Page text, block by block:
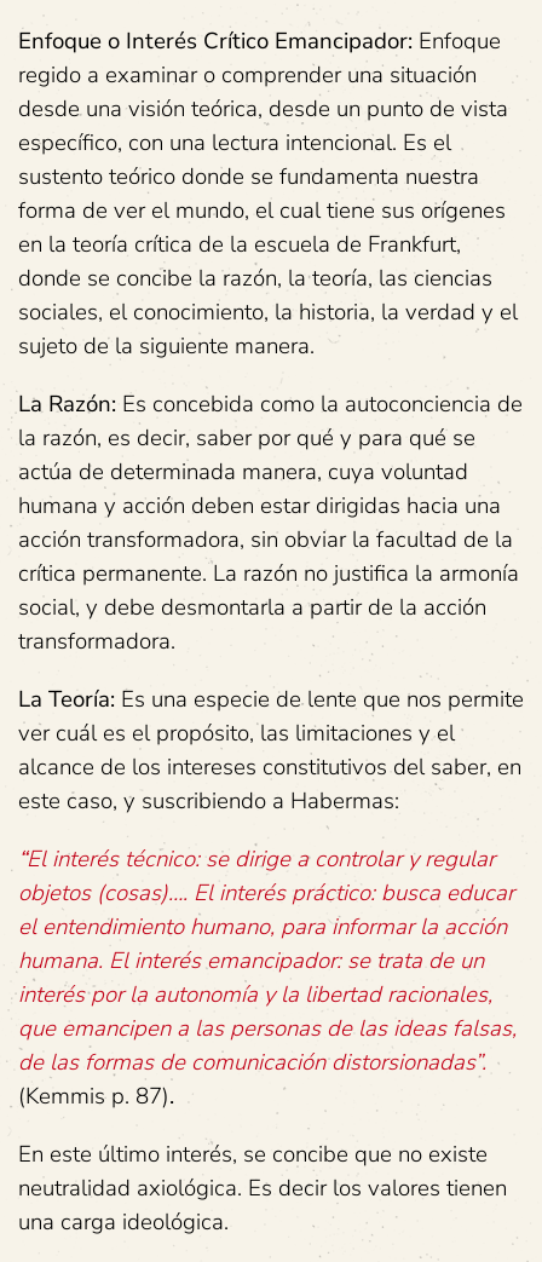
Enfoque o Interés Crítico Emancipador: Enfoque
regido a examinar o comprender una situación
desde una visión teórica, desde un punto de vista
específico, con una lectura intencional. Es el
sustento teórico donde se fundamenta nuestra
forma de ver el mundo, el cual tiene sus orígenes
en la teoría crítica de la escuela de Frankfurt,
donde se concibe la razón, la teoría, las ciencias
sociales, el conocimiento, la historia, la verdad y el
sujeto de la siguiente manera.
La Razón: Es concebida como la autoconciencia de
la razón, es decir, saber por qué y para qué se
actúa de determinada manera, cuya voluntad
humana y acción deben estar dirigidas hacia una
acción transformadora, sin obviar la facultad de la
crítica permanente. La razón no justifica la armonía
social, y debe desmontarla a partir de la acción
transformadora.
La Teoría: Es una especie de lente que nos permite
ver cuál es el propósito, las limitaciones y el
alcance de los intereses constitutivos del saber, en
este caso, y suscribiendo a Habermas:
“El interés técnico: se dirige a controlar y regular
objetos (cosas)…. El interés práctico: busca educar
el entendimiento humano, para informar la acción
humana. El interés emancipador: se trata de un
interés por la autonomía y la libertad racionales,
que emancipen a las personas de las ideas falsas,
de las formas de comunicación distorsionadas”.
(Kemmis p. 87).
En este último interés, se concibe que no existe
neutralidad axiológica. Es decir los valores tienen
una carga ideológica.